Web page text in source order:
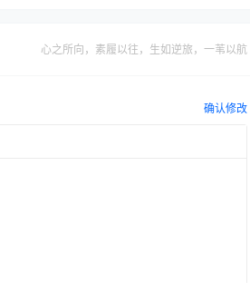
心之所向，素履以往，生如逆旅，一苇以航
确认修改